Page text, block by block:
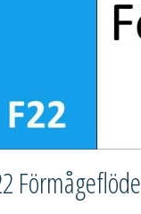
Förmågeflöde